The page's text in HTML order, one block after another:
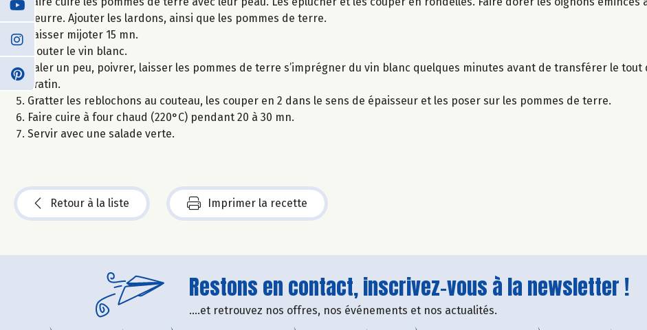
beurre. Ajouter les lardons, ainsi que les pommes de terre.
Laisser mijoter 15 mn.
Ajouter le vin blanc.
Saler un peu, poivrer, laisser les pommes de terre s’imprégner du vin blanc quelques minutes avant de transférer le tout
gratin.
Gratter les reblochons au couteau, les couper en 2 dans le sens de épaisseur et les poser sur les pommes de terre.
Faire cuire à four chaud (220°C) pendant 20 à 30 mn.
Servir avec une salade verte.
Retour à la liste Imprimer la recette
Restons en contact, inscrivez-vous à la newsletter !
....et retrouvez nos offres, nos événements et nos actualités.